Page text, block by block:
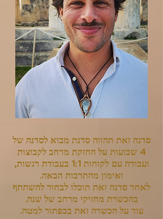
סדנה זאת תהווה סדנת מבוא לסדנה של
4 שבועות על החזקת מרחב לקבוצות
ועבודה עם לקוחות 1:1 בעבודת רגשות,
ואימון מהתרבות הבאה.
לאחר סדנה זאת תוכלו לבחור להשתתף
בהכשרת מחזיקי מרחב של שנה.
עוד על הכשרה זאת בכפתור למטה.